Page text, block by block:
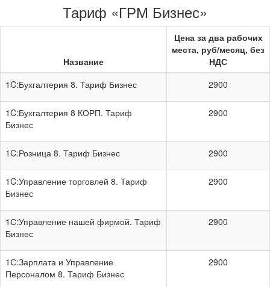
Тариф «ГРМ Бизнес»
Название
Цена за два рабочих
места, руб/месяц, без
НДС
1C:Бухгалтерия 8. Тариф Бизнес
2900
1C:Бухгалтерия 8 КОРП. Тариф
Бизнес
2900
1C:Розница 8. Тариф Бизнес 2900
1C:Управление торговлей 8. Тариф
Бизнес
2900
1С:Управление нашей фирмой. Тариф
Бизнес
2900
1С:Зарплата и Управление
Персоналом 8. Тариф Бизнес
2900